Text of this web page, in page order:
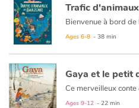
Trafic
Ages 6-8 - 38 min
Gaya et le petit
Ages 9-12 - 22 min